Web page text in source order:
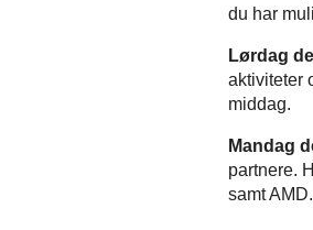
du har
Lørdag
aktiviteter
middag.
Mandag
partnere.
samt AMD.